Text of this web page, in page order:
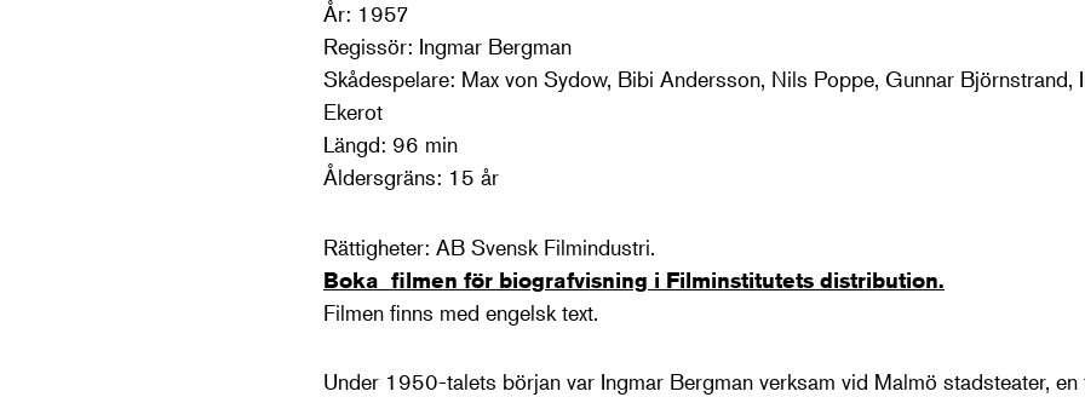
År: 1957
Regissör: Ingmar Bergman
Skådespelare: Max von Sydow, Bibi Andersson, Nils Poppe, Gunnar Björnstrand,
Ekerot
Längd: 96 min
Åldersgräns: 15 år
Rättigheter: AB Svensk Filmindustri.
Boka filmen för biografvisning i Filminstitutets distribution.
Filmen finns med engelsk text.
Under 1950-talets början var Ingmar Bergman verksam vid Malmö stadsteater,